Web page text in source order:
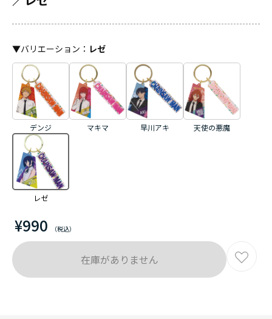
¥990
▼バリエーション ： レゼ
デンジ マキマ 早川アキ 天使の悪魔
レゼ
在庫がありません